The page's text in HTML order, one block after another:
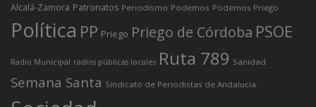
Alcalá-Zamora Patronatos Periodismo Podemos Podemos Priego
Política PP Priego Priego de Córdoba PSOE
Radio Municipal radios públicas locales Ruta 789 Sanidad
Semana Santa Sindicato de Periodistas de Andalucía